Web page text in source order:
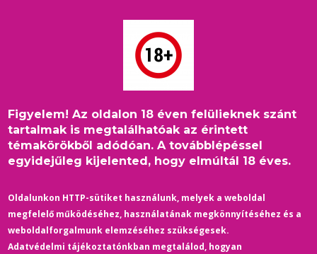
Figyelem! Az oldalon 18 éven felülieknek szánt
tartalmak is megtalálhatóak az érintett
témakörökből adódóan. A továbblépéssel
egyidejűleg kijelented, hogy elmúltál 18 éves.
Oldalunkon HTTP-sütiket használunk, melyek a weboldal
megfelelő működéséhez, használatának megkönnyítéséhez és a
weboldalforgalmunk elemzéséhez szükségesek.
Adatvédelmi tájékoztatónkban megtalálod, hogyan
Morzsa
Címlap /Film-Színház
/
Nem ment le a tervezett időben a Disney-n egy sorozatrész,
ami egy transz sportolóról szól